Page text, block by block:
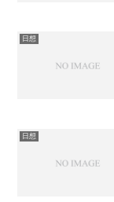
日想
日想